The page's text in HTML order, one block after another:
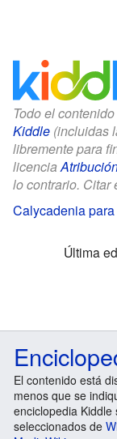
Todo el
Kiddle (incluidas
libremente para
licencia
lo contrario. Citar
Calycadenia
Última
El contenido está
menos que se
enciclopedia
seleccionados de